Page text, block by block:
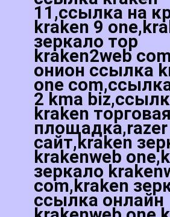
11,ссылка на
kraken 9
зеркало тор
kraken2web
онион ссылка
one
2 kma
kraken торговая
сайт,kraken
krakenweb
зеркало
com,kraken
ссылка онлайн